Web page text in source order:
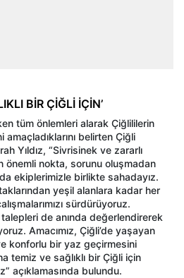
BİR ÇİĞLİ İÇİN’
tüm önlemleri alarak Çiğlililerin
belirten Çiğli
Yıldız, “Sivrisinek ve zararlı
önemli nokta, sorunu oluşmadan
ekiplerimizle birlikte sahadayız.
yeşil alanlara kadar her
sürdürüyoruz.
de anında değerlendirerek
Amacımız, Çiğli’de yaşayan
konforlu bir yaz geçirmesini
temiz ve sağlıklı bir Çiğli için
açıklamasında bulundu.